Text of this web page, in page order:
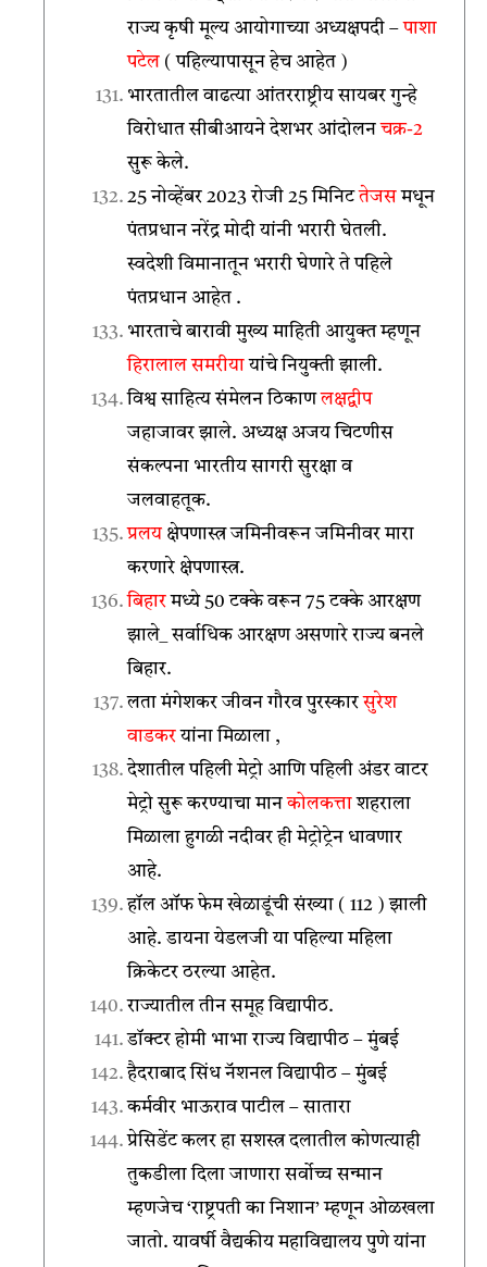
राज्य कृषी मूल्य आयोगाच्या अध्यक्षपदी –पाशा
पटेल ( पहिल्यापासून हेच आहेत )
भारतातील वाढत्या आंतरराष्ट्रीय सायबर गुन्हे
विरोधात सीबीआयने देशभर आंदोलनचक्र-2
सुरू केले.
25 नोव्हेंबर 2023 रोजी 25 मिनिटतेजसमधून
पंतप्रधान नरेंद्र मोदी यांनी भरारी घेतली.
स्वदेशी विमानातून भरारी घेणारे ते पहिले
पंतप्रधान आहेत .
भारताचे बारावी मुख्य माहिती आयुक्त म्हणून
हिरालाल समरीयायांचे नियुक्ती झाली.
विश्व साहित्य संमेलन ठिकाणलक्षद्वीप
जहाजावर झाले. अध्यक्ष अजय चिटणीस
संकल्पना भारतीय सागरी सुरक्षा व
जलवाहतूक.
प्रलयक्षेपणास्त्र जमिनीवरून जमिनीवर मारा
करणारे क्षेपणास्त्र.
बिहारमध्ये 50 टक्के वरून 75 टक्के आरक्षण
झाले_ सर्वाधिक आरक्षण असणारे राज्य बनले
बिहार.
लता मंगेशकर जीवन गौरव पुरस्कारसुरेश
वाडकरयांना मिळाला ,
देशातील पहिली मेट्रो आणि पहिली अंडर वाटर
मेट्रो सुरू करण्याचा मानकोलकत्ताशहराला
मिळाला हुगळी नदीवर ही मेट्रोट्रेन धावणार
आहे.
हॉल ऑफ फेम खेळाडूंची संख्या ( 112 ) झाली
आहे. डायना येडलजी या पहिल्या महिला
क्रिकेटर ठरल्या आहेत.
राज्यातील तीन समूह विद्यापीठ.
डॉक्टर होमी भाभा राज्य विद्यापीठ – मुंबई
हैदराबाद सिंध नॅशनल विद्यापीठ – मुंबई
कर्मवीर भाऊराव पाटील – सातारा
प्रेसिडेंट कलर हा सशस्त्र दलातील कोणत्याही
तुकडीला दिला जाणारा सर्वोच्च सन्मान
म्हणजेच ‘राष्ट्रपती का निशान’ म्हणून ओळखला
जातो. यावर्षी वैद्यकीय महाविद्यालय पुणे यांना